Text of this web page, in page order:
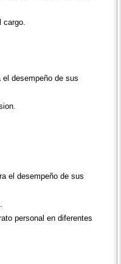
cargo.
desempeño de sus
el desempeño de sus
personal en diferentes